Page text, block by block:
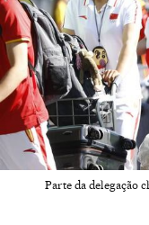
Parte da delegação